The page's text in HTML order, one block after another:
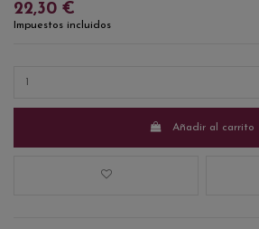
22,30 €
Impuestos incluidos
Añadir al carrito